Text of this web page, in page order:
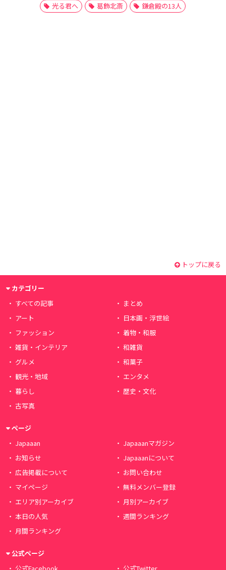
光る君へ
葛飾北斎 鎌倉殿の13人
トップに戻る
カテゴリー
すべての記事
まとめ
アート
日本画・浮世絵
ファッション
着物・和服
雑貨・インテリア
和雑貨
グルメ
和菓子
観光・地域
エンタメ
暮らし
歴史・文化
古写真
ページ
Japaaan
Japaaanマガジン
お知らせ
Japaaanについて
広告掲載について
お問い合わせ
マイページ
無料メンバー登録
エリア別アーカイブ
月別アーカイブ
本日の人気
週間ランキング
月間ランキング
公式ページ